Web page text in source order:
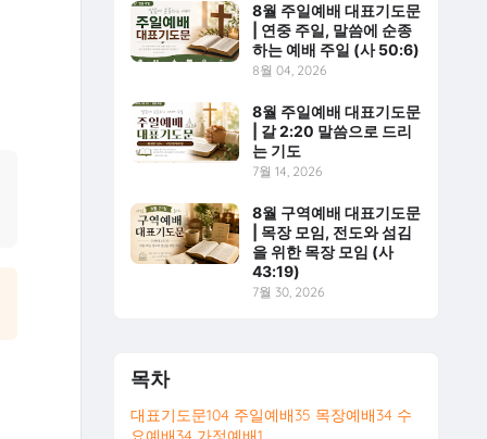
8월 주일예배 대표기도문
| 연중 주일, 말씀에 순종
하는 예배 주일 (사 50:6)
8월 04, 2026
8월 주일예배 대표기도문
| 갈 2:20 말씀으로 드리
는 기도
7월 14, 2026
8월 구역예배 대표기도문
| 목장 모임, 전도와 섬김
을 위한 목장 모임 (사
43:19)
7월 30, 2026
목차
대표기도문104 주일예배35 목장예배34 수